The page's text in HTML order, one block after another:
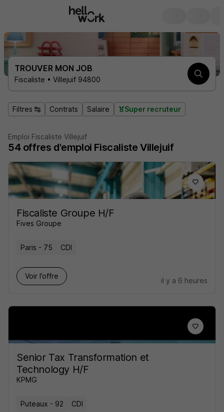
TROUVER MON JOB
Fiscaliste • Villejuif 94800
Filtres Contrats Salaire Super recruteur
Emploi Fiscaliste Villejuif
54 offres d'emploi Fiscaliste Villejuif
Fiscaliste Groupe H/F
Fives Groupe
Paris - 75 CDI
Voir l’offre
il y a 6 heures
Senior Tax Transformation et
Technology H/F
KPMG
Puteaux - 92 CDI